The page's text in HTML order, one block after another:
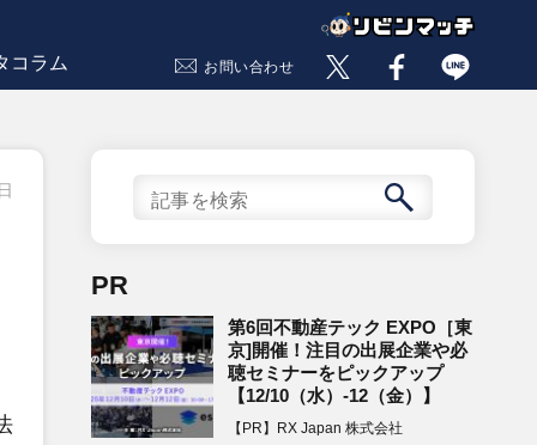
コラム お問い合わせ
PR
第6回不動産テック EXPO［東
京]開催！注目の出展企業や必
聴セミナーをピックアップ
【12/10（水）-12（金）】
【PR】RX Japan 株式会社